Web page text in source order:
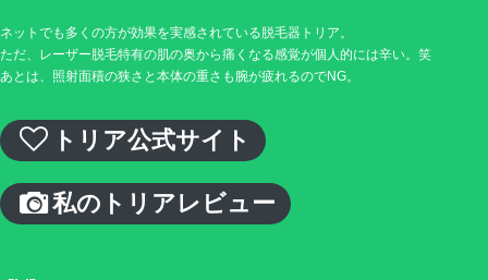
ネットでも多くの方が効果を実感されている脱毛器トリア。
ただ、レーザー脱毛特有の肌の奥から痛くなる感覚が個人的には辛い。笑
あとは、照射面積の狭さと本体の重さも腕が疲れるのでNG。
トリア公式サイト
私のトリアレビュー